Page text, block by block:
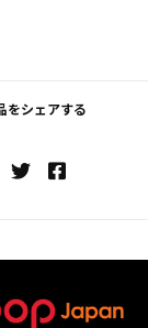
をシェアする